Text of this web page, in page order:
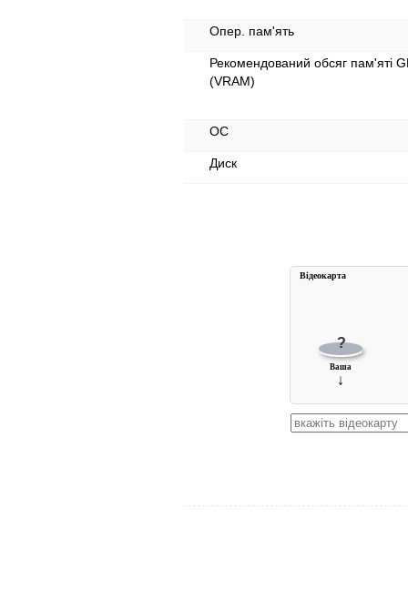
Опер. пам'ять
Рекомендований обсяг пам'яті
(VRAM)
ОС
Диск
?
Ваша
↓
Вiдеокарта